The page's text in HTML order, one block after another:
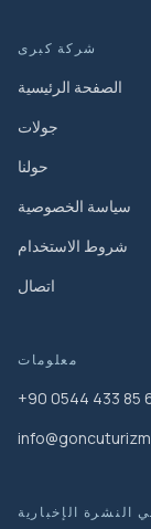
شركة كبرى
الصفحة الرئيسية
جولات
حولنا
سياسة الخصوصية
شروط الاستخدام
اتصال
معلومات
+90 0544 433 85
النشرة الإخبارية